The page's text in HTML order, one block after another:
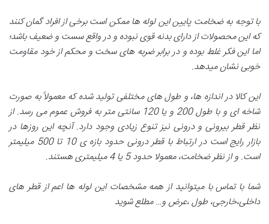
با توجه به ضخامت پایین این لوله ها ممکن است برخی از افراد گمان کنند
که این محصولات از دارای بدنه قوی نبوده و در واقع سست و ضعیف باشد؛
اما این فکر غلط بوده و در برابر ضربه های سخت و محکم از خود مقاومت
خوبی نشان میدهد.
این کالا در اندازه ها، و طول های مختلفی تولید شده که معمولاً به صورت
شاخه ای و با طول 200 و یا 120 سانتی متر به فروش عموم می رسد. از
نظر قطر بیرونی و درونی نیز تنوع زیادی وجود دارد. آنچه این روزها در
بازار رایج است در ارتباط با قطر درونی حدود بازه ی 10 تا 500 میلیمتر
است. و از نظر ضخامت، معمولا حدود 5 یا 4 میلیمتری هستند
.
شما با تماس با میتوانید از همه مشخصات این لوله ها اعم از قطر های
داخلی،خارجی، طول ،عرض و… مطلع شوید